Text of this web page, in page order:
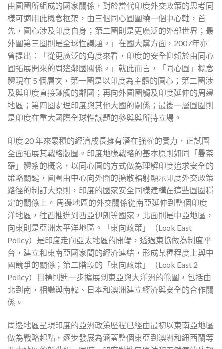
由圓圈所組成的國家關係，對於當代印度外交政策的思考同
樣可適用此概念框架，由三個同心圓圍繞一個中心軸，首
先，圓心涉及印度自身；第二圈則是更廣泛的外部世界；最
外圍第三圈則是全球性議題。」在國大黨方面，2007年亦
曾提出：「從更廣泛的角度來看，印度的安全仰賴於由同心
圓拓展開來的周邊鄰國關係。」就此而言，「同心圓」概念
體現在 5 個層次，第一圈是以印度為主體的圓心；第二圈涉
及與印度直接碰觸的鄰國；再向外圓圈觸及印度延伸的周邊
地區；第四圈處理印度與其他大國的關係；最後一層圓圈則
是印度在重大國際全球性議題的參與與所持立場。
印度 20 年來累積的經濟成長擁有潛在強權的實力，正試圖
全面拓展其戰略版圖。印度地緣戰略的基本原則如同「曼荼
羅」體系的概念，以同心圓的方式做為理解印度追求安全的
策略關鍵，圓圈由中心向外圍的擴散輻射顯示印度外交政策
路徑的制訂大原則，印度的國家安全同樣建構在這些圓圈穩
定的關係上。 周邊地區的外交關係從南亞延伸到整個印度
洋地區，往西推進到西亞伊朗等國家，北面則是中亞地區，
向東則是亞洲太平洋地區。「東向政策」（Look East
Policy）是印度走向亞太地區的開端，透過東協做為制度平
台，建立和東南亞國家間的經濟連結，形成某種程度上與中
國競爭的關係；第二階段的「東向政策」（Look East 2
Policy）目標則進一步擴展到東亞與大洋洲的範圍，包括由
北到南，相繼與南韓、日本和澳洲建立經濟與安全的合作關
係。
周邊地區呈現印度的亞洲政策歷程已經由最初以東南亞地區
做為戰略起點，逐步發展為涵蓋整個東亞到澳洲和紐西蘭等